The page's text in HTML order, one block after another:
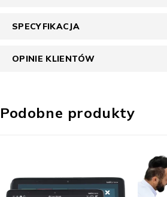
SPECYFIKACJA
OPINIE KLIENTÓW
Podobne produkty